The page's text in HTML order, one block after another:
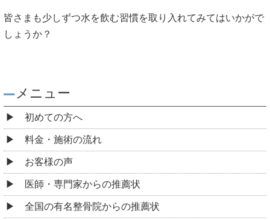
皆さまも少しずつ水を飲む習慣を取り入れてみてはいかがで
しょうか？
メニュー
初めての方へ
料金・施術の流れ
お客様の声
医師・専門家からの推薦状
全国の有名整骨院からの推薦状